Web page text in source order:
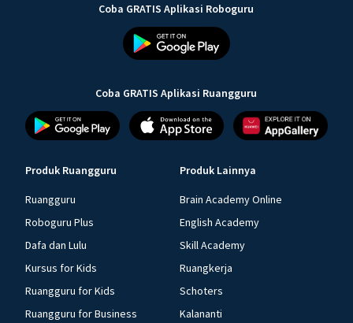
Coba GRATIS Aplikasi Roboguru
Coba GRATIS Aplikasi Ruangguru
Produk Ruangguru
Ruangguru
Roboguru Plus
Dafa dan Lulu
Kursus for Kids
Ruangguru for Kids
Ruangguru for Business
Produk Lainnya
Brain Academy Online
English Academy
Skill Academy
Ruangkerja
Schoters
Kalananti